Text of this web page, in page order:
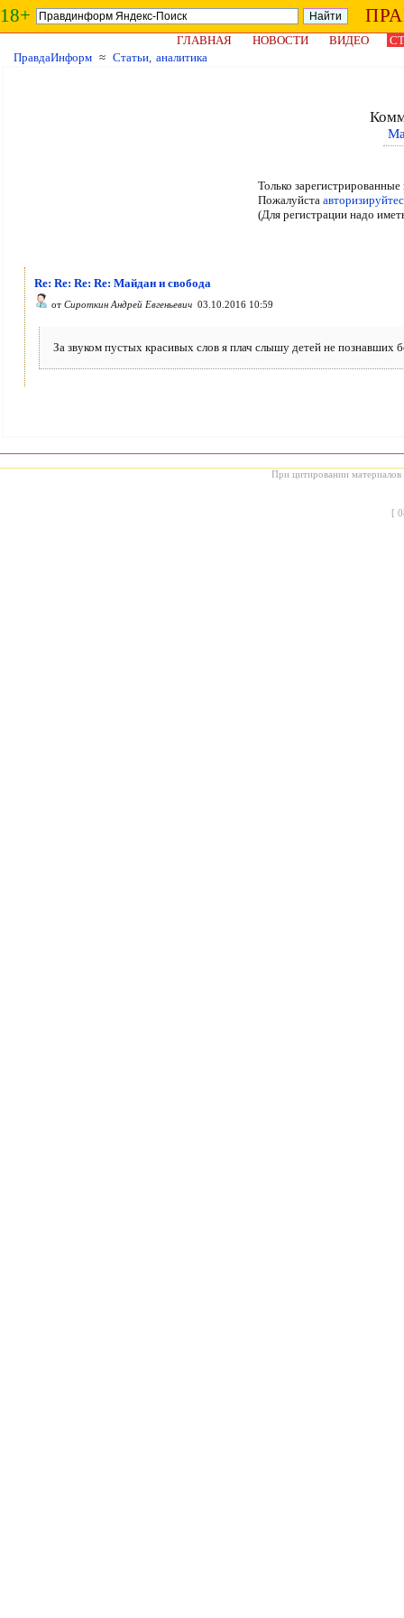
18+
ГЛАВНАЯ НОВОСТИ ВИДЕО
ПравдаИнформ ≈ Статьи, аналитика
Только
Пожалуйста
(Для регистрации надо
Re: Re: Re: Re: Майдан и свобода
от Сироткин Андрей Евгеньевич 03.10.2016 10:59
За звуком пустых красивых слов я плач слышу детей не познавших
При цитировании материалов
[